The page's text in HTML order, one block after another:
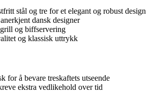
stål og tre for et elegant og robust design
dansk designer
og biffservering
og klassisk uttrykk
for å bevare treskaftets utseende
ekstra vedlikehold over tid